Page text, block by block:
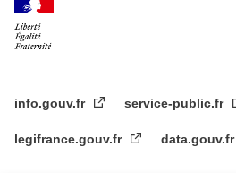
info.gouv.fr service-public.fr
legifrance.gouv.fr data.gouv.fr